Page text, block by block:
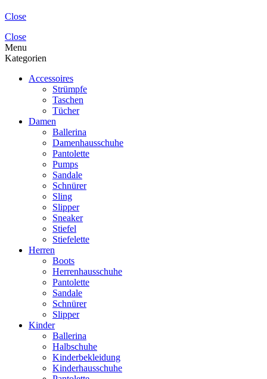
Close
Close
Menu
Kategorien
Accessoires
Strümpfe
Taschen
Tücher
Damen
Ballerina
Damenhausschuhe
Pantolette
Pumps
Sandale
Schnürer
Sling
Slipper
Sneaker
Stiefel
Stiefelette
Herren
Boots
Herrenhausschuhe
Pantolette
Sandale
Schnürer
Slipper
Kinder
Ballerina
Halbschuhe
Kinderbekleidung
Kinderhausschuhe